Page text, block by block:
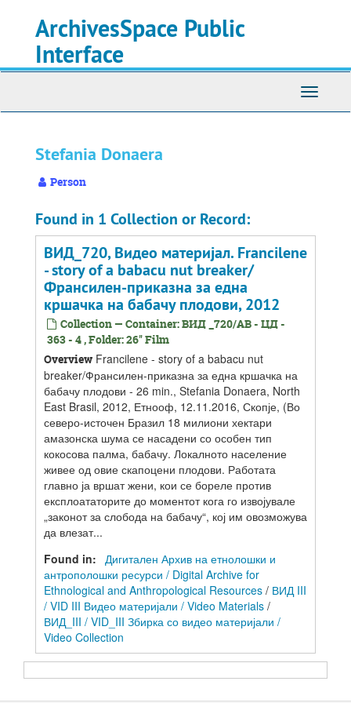
ArchivesSpace Public
Interface
Toggle
Stefania Donaera
Person
Found in 1 Collection or Record:
ВИД_720, Видео материјал. Francilene
- story of a babacu nut breaker/
Франсилен-приказна за една
кршачка на бабачу плодови, 2012
Collection — Container: ВИД _720/АВ - ЦД -
363 - 4 , Folder: 26'' Film
Overview Francilene - story of a babacu nut
breaker/Франсилен-приказна за една кршачка на
бабачу плодови - 26 min., Stefania Donaera, North
East Brasil, 2012, Етнооф, 12.11.2016, Скопје, (Во
северо-источен Бразил 18 милиони хектари
амазонска шума се насадени со особен тип
кокосова палма, бабачу. Локалното население
живее од овие скапоцени плодови. Работата
главно ја вршат жени, кои се бореле против
експлоататорите до моментот кога го извојувале
„законот за слобода на бабачу“, кој им овозможува
да влезат...
Found in: Дигитален Архив на етнолошки и
антрополошки ресурси / Digital Archive for
Ethnological and Anthropological Resources / ВИД III
/ VID III Видео материјали / Video Materials /
ВИД_III / VID_III Збирка со видео материјали /
Video Collection